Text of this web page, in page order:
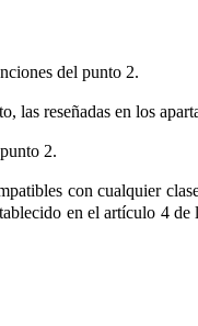
del punto 2.
las reseñadas en los
2.
con cualquier
en el artículo 4